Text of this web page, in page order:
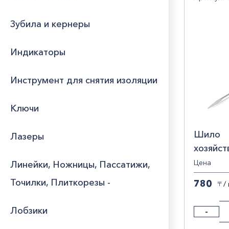
Зубила и кернеры
Индикаторы
Инструмент для снятия изоляции
Ключи
Лазеры
Линейки, Ножницы, Пассатижи,
Точилки, Плиткорезы -
Лобзики
150
Шило
Цена
780 〒 /
-